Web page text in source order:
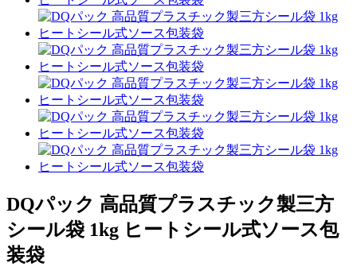
DQパック 高品質プラスチック製三方
シール袋 1kg ヒートシール式ソース包
装袋